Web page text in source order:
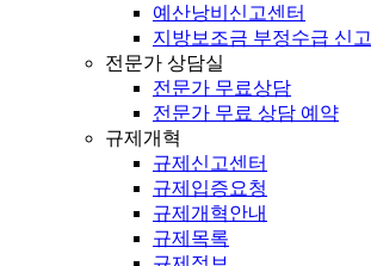
예산낭비신고센터
지방보조금 부정수급 신고
전문가 상담실
전문가 무료상담
전문가 무료 상담 예약
규제개혁
규제신고센터
규제입증요청
규제개혁안내
규제목록